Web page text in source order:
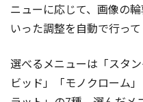
ニューに応じて、画像の
いった調整を自動で行って
選べるメニューは「スタ
ビッド」「モノクローム